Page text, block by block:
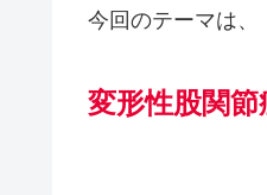
今回のテーマは、
変形性股関